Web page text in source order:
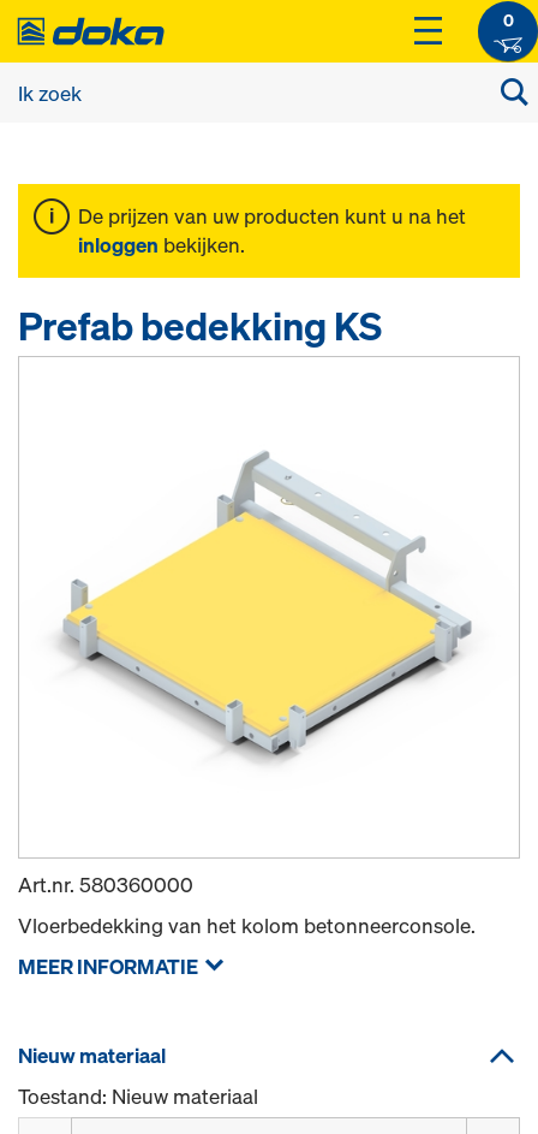
0
De prijzen van uw producten kunt u na het
inloggen bekijken.
Prefab bedekking KS
Art.nr. 580360000
Vloerbedekking van het kolom betonneerconsole.
MEER INFORMATIE
Nieuw materiaal
Toestand: Nieuw materiaal